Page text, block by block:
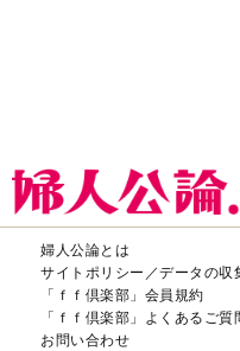
婦人公論とは
サイトポリシー／データの収
「ｆｆ倶楽部」会員規約
「ｆｆ倶楽部」よくあるご質
お問い合わせ